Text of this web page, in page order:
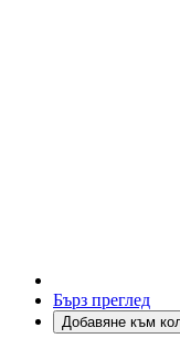
Бърз преглед
Добавяне към